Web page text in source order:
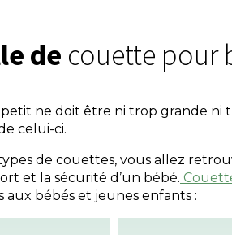
de couette pour
ne doit être ni trop grande ni
celui-ci.
de couettes, vous allez
et la sécurité d’un bébé.
aux bébés et jeunes enfants :